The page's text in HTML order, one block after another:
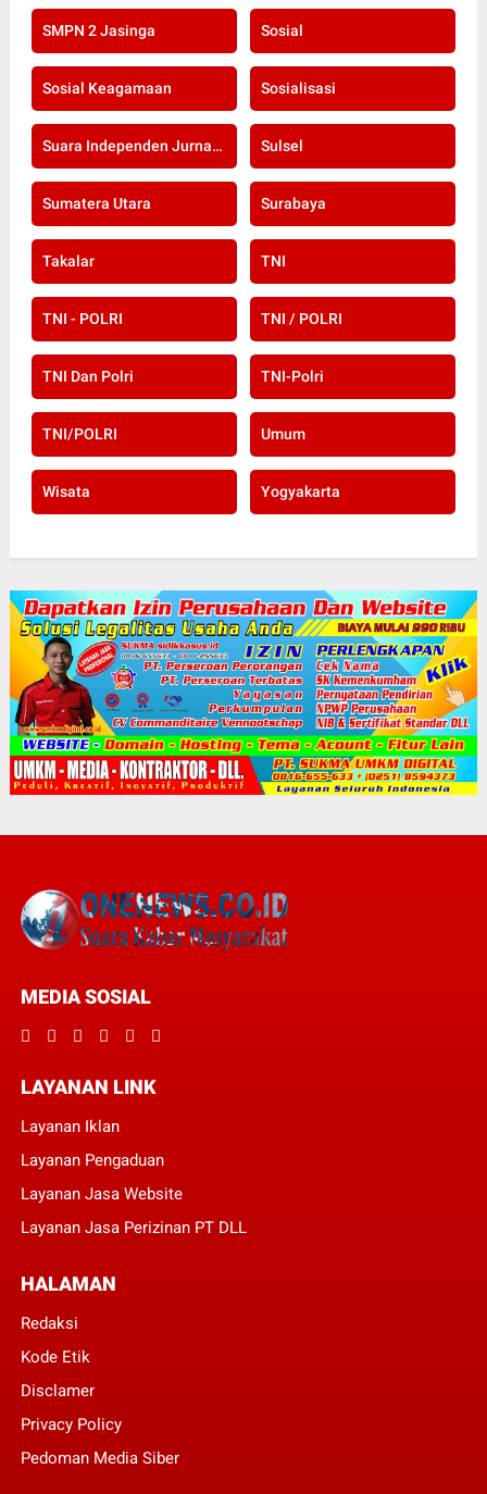
SMPN 2 Jasinga Sosial
Sosial Keagamaan Sosialisasi
Suara Independen Jurnalis Indonesia Sulsel
Sumatera Utara Surabaya
Takalar TNI
TNI - POLRI TNI / POLRI
TNI Dan Polri TNI-Polri
TNI/POLRI Umum
Wisata Yogyakarta
MEDIA SOSIAL
LAYANAN LINK
Layanan Iklan
Layanan Pengaduan
Layanan Jasa Website
Layanan Jasa Perizinan PT DLL
HALAMAN
Redaksi
Kode Etik
Disclamer
Privacy Policy
Pedoman Media Siber